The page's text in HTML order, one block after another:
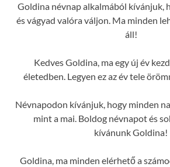
Goldina névnap alkalmából kívánjuk,
és vágyad valóra váljon. Ma minden
áll!
Kedves Goldina, ma egy új év
életedben. Legyen ez az év tele
Névnapodon kívánjuk, hogy minden
mint a mai. Boldog névnapot és
kívánunk Goldina!
Goldina, ma minden elérhető a